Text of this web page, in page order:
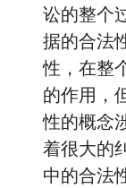
讼的整个
据的合法
性，在整
的作用，
性的概念
着很大的
中的合法